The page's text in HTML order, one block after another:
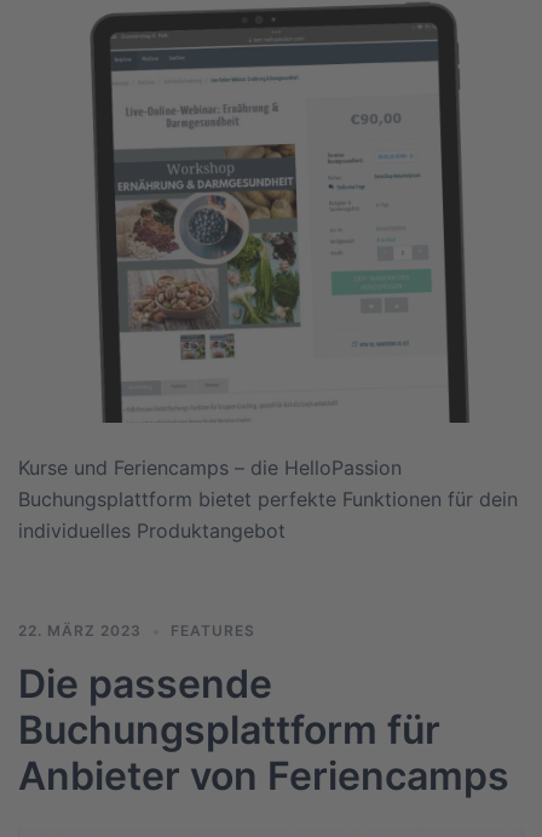
Kurse und Feriencamps – die HelloPassion
Buchungsplattform bietet perfekte Funktionen für dein
individuelles Produktangebot
22. MÄRZ 2023 FEATURES
Die passende
Buchungsplattform für
Anbieter von Feriencamps